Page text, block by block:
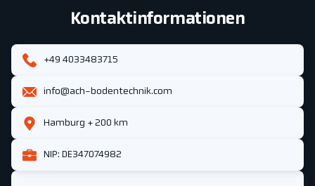
Kontaktinformationen
+49 4033483715
info@ach-bodentechnik.com
Hamburg + 200 km
NIP: DE347074982